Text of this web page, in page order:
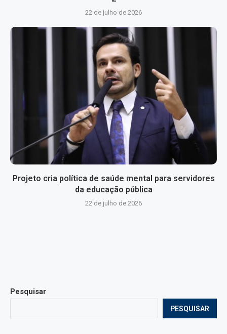
22 de julho de 2026
Projeto cria política de saúde mental para servidores
da educação pública
22 de julho de 2026
Pesquisar
PESQUISAR